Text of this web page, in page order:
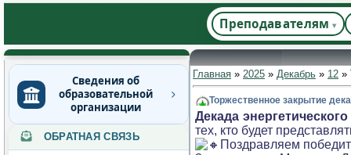
Преподавателям
Сведения об
образовательной
организации
Основные сведения
ОБРАТНАЯ СВЯЗЬ
Главная » 2025 » Декабрь » 12 »
Торжественное закрытие
Декада
тех, кто будет
Поздравляем